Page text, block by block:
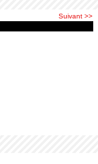
Suivant >>